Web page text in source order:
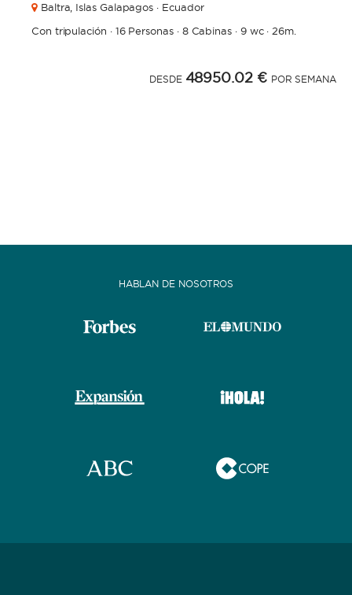
Baltra, Islas Galapagos · Ecuador
Con tripulación · 16 Personas· 8 Cabinas · 9 wc· 26m.
DESDE 48950.02 € POR SEMANA
HABLAN DE NOSOTROS